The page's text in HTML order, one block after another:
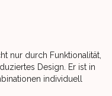
nur durch Funktionalität,
Design. Er ist in
individuell